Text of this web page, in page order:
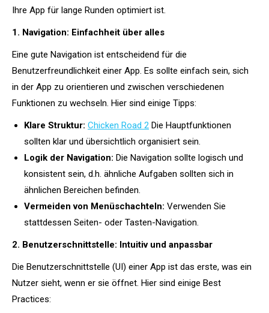
Ihre App für lange Runden optimiert ist.
1. Navigation: Einfachheit über alles
Eine gute Navigation ist entscheidend für die
Benutzerfreundlichkeit einer App. Es sollte einfach sein, sich
in der App zu orientieren und zwischen verschiedenen
Funktionen zu wechseln. Hier sind einige Tipps:
Klare Struktur: Chicken Road 2 Die Hauptfunktionen
sollten klar und übersichtlich organisiert sein.
Logik der Navigation: Die Navigation sollte logisch und
konsistent sein, d.h. ähnliche Aufgaben sollten sich in
ähnlichen Bereichen befinden.
Vermeiden von Menüschachteln: Verwenden Sie
stattdessen Seiten- oder Tasten-Navigation.
2. Benutzerschnittstelle: Intuitiv und anpassbar
Die Benutzerschnittstelle (UI) einer App ist das erste, was ein
Nutzer sieht, wenn er sie öffnet. Hier sind einige Best
Practices: